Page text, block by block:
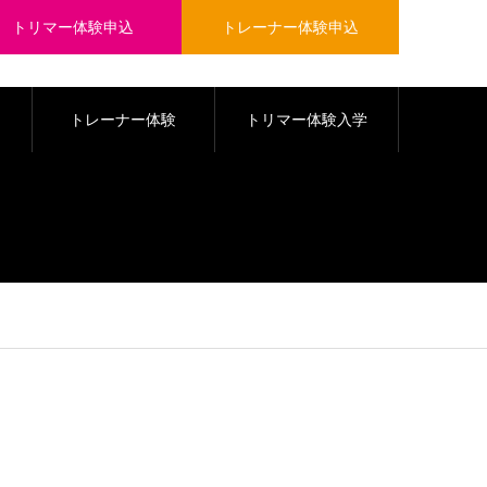
トリマー体験申込 トレーナー体験申込
トレーナー体験 トリマー体験入学